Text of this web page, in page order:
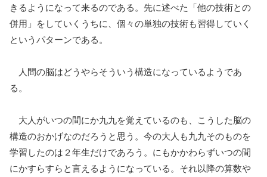
きるようになって来るのである。先に述べた「他の技術との
併用」をしていくうちに、個々の単独の技術も習得していく
というパターンである。
人間の脳はどうやらそういう構造になっているようであ
る。
大人がいつの間にか九九を覚えているのも、こうした脳の
構造のおかげなのだろうと思う。今の大人も九九そのものを
学習したのは２年生だけであろう。にもかかわらずいつの間
にかすらすらと言えるようになっている。それ以降の算数や